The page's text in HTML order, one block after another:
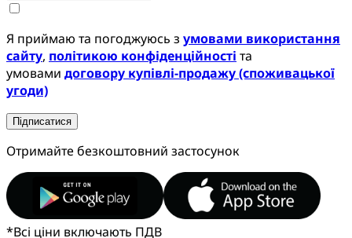
Я приймаю та погоджуюсь з умовами використання
сайту, політикою конфіденційності та
умовами договору купівлі-продажу (споживацької
угоди)
Підписатися
Отримайте безкоштовний застосунок
*Всі ціни включають ПДВ